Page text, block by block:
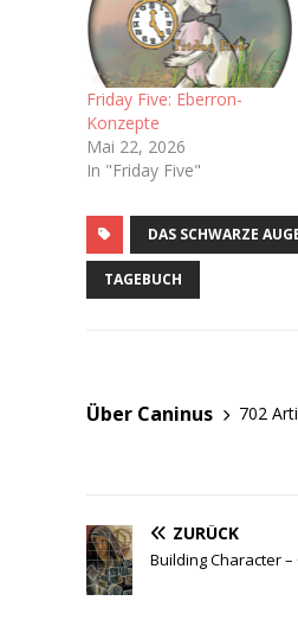
Friday Five: Eberron-
Konzepte
Mai 22, 2026
In "Friday Five"
DAS SCHWARZE
TAGEBUCH
Über Caninus
702
ZURÜCK
Building Character –